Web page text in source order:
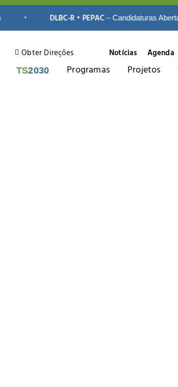
DLBC-R • PEPAC– Candidaturas Abertas
Obter Direções Notícias Agenda
TS2030 Programas Projetos